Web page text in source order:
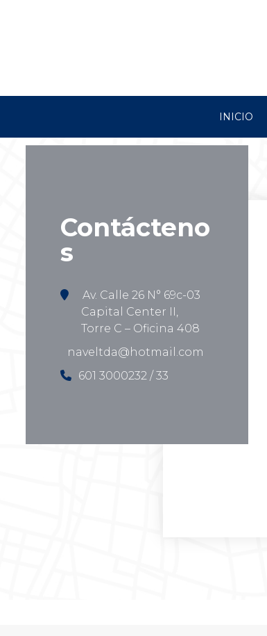
INICIO
Contácteno
s
Av. Calle 26 N° 69c-03
Capital Center II,
Torre C – Oficina 408
naveltda@hotmail.com
601 3000232 / 33